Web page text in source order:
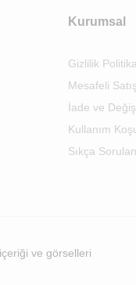
Kurumsal
Gizlilik
Mesafeli
İade ve
Kullanım
Sıkça
ve görselleri